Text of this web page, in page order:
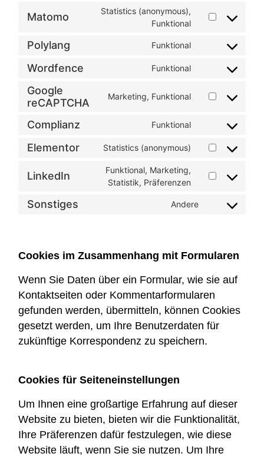
Matomo
Statistics (anonymous),
Funktional
Polylang Funktional
Wordfence Funktional
Google
reCAPTCHA
Marketing, Funktional
Complianz Funktional
Elementor Statistics (anonymous)
LinkedIn
Funktional, Marketing,
Statistik, Präferenzen
Sonstiges Andere
Cookies im Zusammenhang mit Formularen
Wenn Sie Daten über ein Formular, wie sie auf
Kontaktseiten oder Kommentarformularen
gefunden werden, übermitteln, können Cookies
gesetzt werden, um Ihre Benutzerdaten für
zukünftige Korrespondenz zu speichern.
Cookies für Seiteneinstellungen
Um Ihnen eine großartige Erfahrung auf dieser
Website zu bieten, bieten wir die Funktionalität,
Ihre Präferenzen dafür festzulegen, wie diese
Website läuft, wenn Sie sie nutzen. Um Ihre